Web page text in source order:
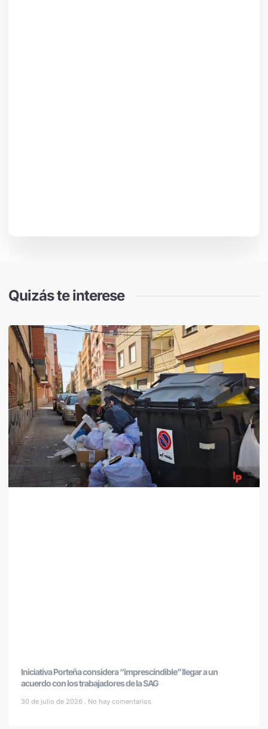
Quizás te interese
Iniciativa Porteña considera “imprescindible” llegar a un
acuerdo con los trabajadores de la SAG
30 de julio de 2026 No hay comentarios